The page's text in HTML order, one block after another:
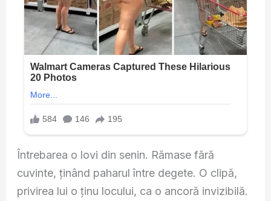
Întrebarea o lovi din senin. Rămase fără
cuvinte, ținând paharul între degete. O clipă,
privirea lui o ținu locului, ca o ancoră invizibilă.